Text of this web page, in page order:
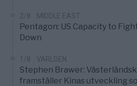
2/8 MIDDLE EAST
Pentagon: US Capacity to
Down
1/8 VÄRLDEN
Stephen Brawer:
framställer Kinas utveckling